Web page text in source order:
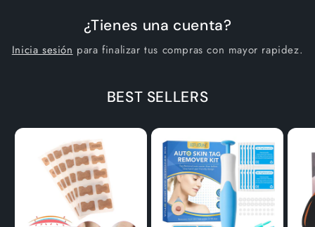
¿Tienes una cuenta?
Inicia sesión para finalizar tus compras con mayor rapidez.
BEST SELLERS